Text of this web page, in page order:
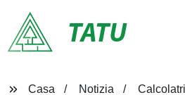
TATU
Casa Notizia